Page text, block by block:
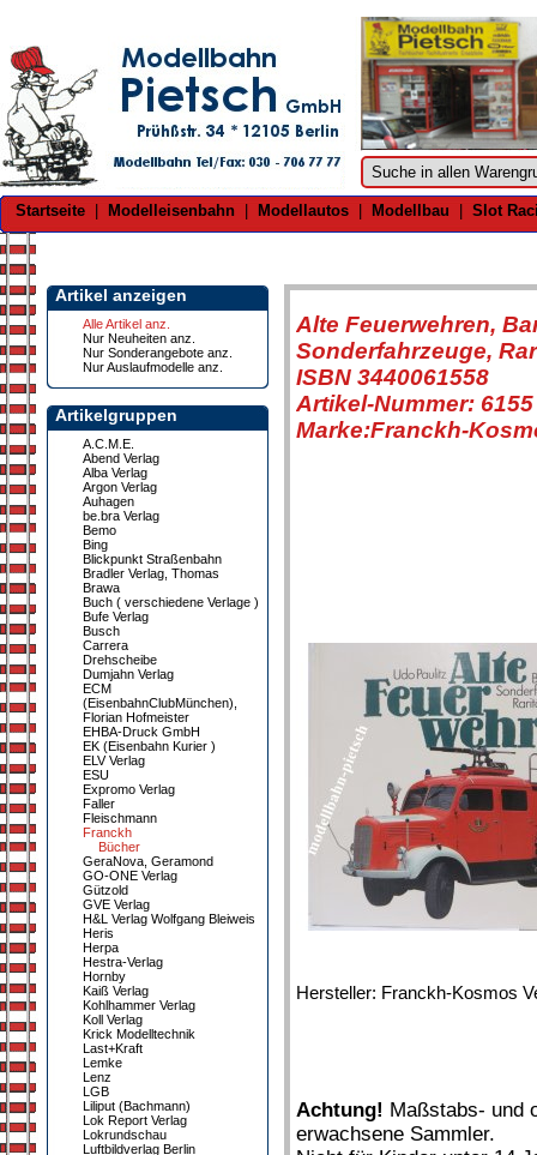
Startseite Modelleisenbahn Modellautos Modellbau Slot
Artikel anzeigen
Alle Artikel anz.
Nur Neuheiten anz.
Nur Sonderangebote anz.
Nur Auslaufmodelle anz.
Artikelgruppen
A.C.M.E.
Abend Verlag
Alba Verlag
Argon Verlag
Auhagen
be.bra Verlag
Bemo
Bing
Blickpunkt Straßenbahn
Bradler Verlag, Thomas
Brawa
Buch ( verschiedene Verlage )
Bufe Verlag
Busch
Carrera
Drehscheibe
Dumjahn Verlag
ECM
(EisenbahnClubMünchen),
Florian Hofmeister
EHBA-Druck GmbH
EK (Eisenbahn Kurier )
ELV Verlag
ESU
Expromo Verlag
Faller
Fleischmann
Franckh
Bücher
GeraNova, Geramond
GO-ONE Verlag
Gützold
GVE Verlag
H&L Verlag Wolfgang Bleiweis
Heris
Herpa
Hestra-Verlag
Hornby
Kaiß Verlag
Kohlhammer Verlag
Koll Verlag
Krick Modelltechnik
Last+Kraft
Lemke
Lenz
LGB
Liliput (Bachmann)
Lok Report Verlag
Lokrundschau
Luftbildverlag Berlin
Alte Feuerwehren,
Sonderfahrzeuge,
ISBN 3440061558
Artikel-Nummer: 6155
Marke:Franckh-
Hersteller: Franckh-Kosmos
Achtung! Maßstabs- und
erwachsene Sammler.